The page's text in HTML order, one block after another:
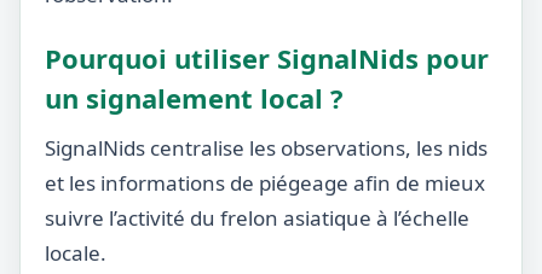
Pourquoi utiliser SignalNids pour
un signalement local ?
SignalNids centralise les observations, les nids
et les informations de piégeage afin de mieux
suivre l’activité du frelon asiatique à l’échelle
locale.